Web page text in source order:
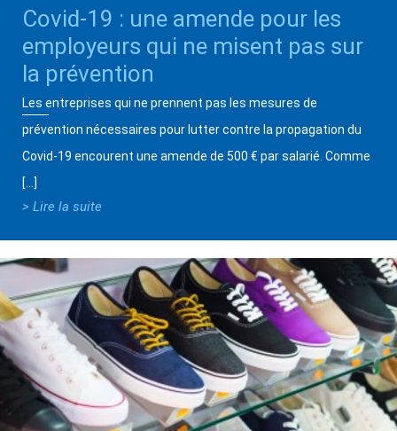
Covid-19 : une amende pour les
employeurs qui ne misent pas sur
la prévention
Les entreprises qui ne prennent pas les mesures de
prévention nécessaires pour lutter contre la propagation du
Covid-19 encourent une amende de 500 € par salarié. Comme
[…]
> Lire la suite